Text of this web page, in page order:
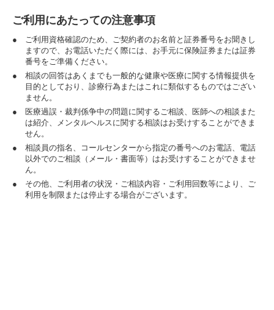
ご利用にあたっての注意事項
●
ご利用資格確認のため、ご契約者のお名前と証券番号をお聞きし
ますので、お電話いただく際には、お手元に保険証券または証券
番号をご準備ください。
●
相談の回答はあくまでも一般的な健康や医療に関する情報提供を
目的としており、診療行為またはこれに類似するものではござい
ません。
●
医療過誤・裁判係争中の問題に関するご相談、医師への相談また
は紹介、メンタルヘルスに関する相談はお受けすることができま
せん。
●
相談員の指名、コールセンターから指定の番号へのお電話、電話
以外でのご相談（メール・書面等）はお受けすることができませ
ん。
●
その他、ご利用者の状況・ご相談内容・ご利用回数等により、ご
利用を制限または停止する場合がございます。